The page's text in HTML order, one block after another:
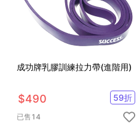
成功牌乳膠訓練拉力帶(進階用)
$490 59折
已售 14